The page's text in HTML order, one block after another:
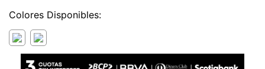
Colores